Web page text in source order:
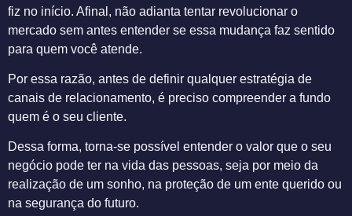
fiz no início. Afinal, não adianta tentar revolucionar o
mercado sem antes entender se essa mudança faz sentido
para quem você atende.
Por essa razão, antes de definir qualquer estratégia de
canais de relacionamento, é preciso compreender a fundo
quem é o seu cliente.
Dessa forma, torna-se possível entender o valor que o seu
negócio pode ter na vida das pessoas, seja por meio da
realização de um sonho, na proteção de um ente querido ou
na segurança do futuro.